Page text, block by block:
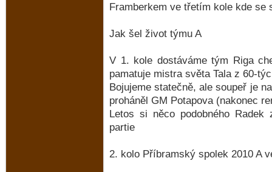
Framberkem ve třetím kole kde
Jak šel život týmu A
V 1. kole dostáváme tým Riga
pamatuje mistra světa Tala z 60-
Bojujeme statečně, ale soupeř je
proháněl GM Potapova (nakonec
Letos si něco podobného
partie
2. kolo Příbramský spolek 2010 A